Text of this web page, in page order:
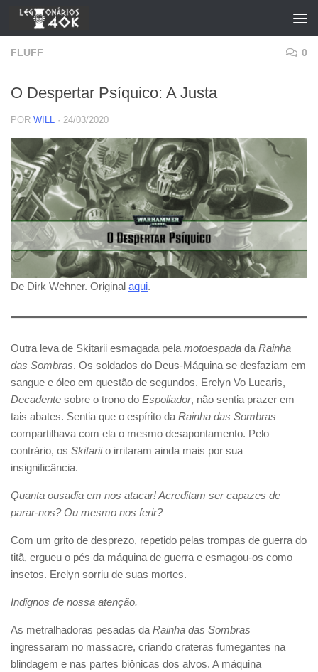
Skip to content
FLUFF 0
O Despertar Psíquico: A Justa
POR WILL · 24/03/2020
De Dirk Wehner. Original aqui.
Outra leva de Skitarii esmagada pela motoespada da Rainha
das Sombras. Os soldados do Deus-Máquina se desfaziam em
sangue e óleo em questão de segundos. Erelyn Vo Lucaris,
Decadente sobre o trono do Espoliador, não sentia prazer em
tais abates. Sentia que o espírito da Rainha das Sombras
compartilhava com ela o mesmo desapontamento. Pelo
contrário, os Skitariio irritaram ainda mais por sua
insignificância.
Quanta ousadia em nos atacar! Acreditam ser capazes de
parar-nos? Ou mesmo nos ferir?
Com um grito de desprezo, repetido pelas trompas de guerra do
titã, ergueu o pés da máquina de guerra e esmagou-os como
insetos. Erelyn sorriu de suas mortes.
Indignos de nossa atenção.
As metralhadoras pesadas da Rainha das Sombras
ingressaram no massacre, criando crateras fumegantes na
blindagem e nas partes biônicas dos alvos. A máquina